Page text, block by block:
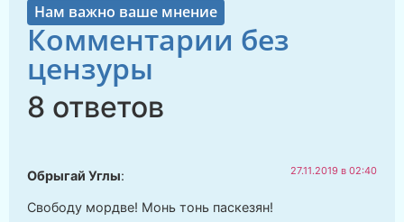
Нам важно ваше мнение
Комментарии без
цензуры
8 ответов
Обрыгай Углы: 27.11.2019 в 02:40
Свободу мордве! Монь тонь паскезян!